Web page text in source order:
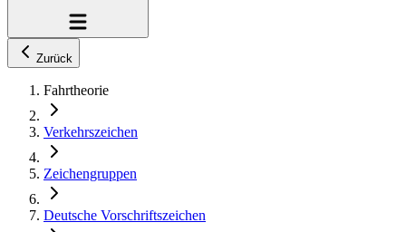
Zurück
Fahrtheorie
Verkehrszeichen
Zeichengruppen
Deutsche Vorschriftszeichen